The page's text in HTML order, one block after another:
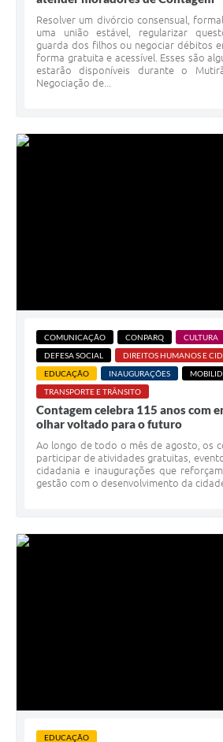
Resolver um divórcio consensual,
uma união estável, regularizar
guarda dos filhos ou negociar débitos
forma gratuita e acessível. Esses são
estarão disponíveis durante o
Negociação de...
COMUNICAÇÃO CONPARQ
CULTURA
DEFESA SOCIAL
DIREITOS HUMANOS E
EDUCAÇÃO
INAUGURAÇÕES
TRANSPORTE E TRÂNSITO
Contagem celebra 115 anos com
olhar voltado para o futuro
Ao longo de todo o mês de agosto, os
participar de atividades gratuitas,
cidadania e inaugurações que
gestão com o desenvolvimento da
EDUCAÇÃO